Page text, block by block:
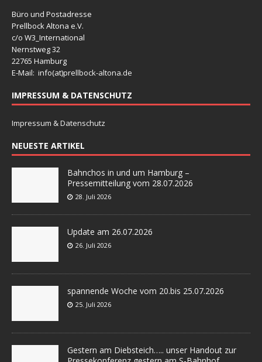
Büro und Postadresse
Prellbock Altona e.V.
c/o W3_International
Nernstweg 32
22765 Hamburg
E-Mail: info(at)prellbock-altona.de
IMPRESSUM & DATENSCHUTZ
Impressum & Datenschutz
NEUESTE ARTIKEL
Bahnchos in und um Hamburg –
Pressemitteilung vom 28.07.2026
28. Juli 2026
Update am 26.07.2026
26. Juli 2026
spannende Woche vom 20.bis 25.07.2026
25. Juli 2026
Gestern am Diebsteich….. unser Handout zur